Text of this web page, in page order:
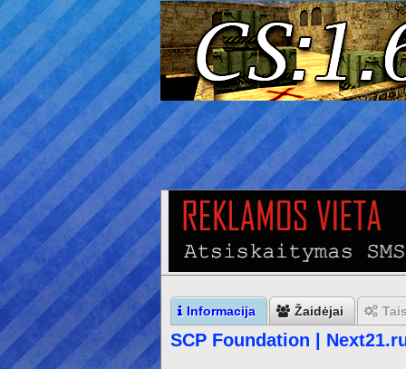
Informacija Žaidėjai
SCP Foundation |